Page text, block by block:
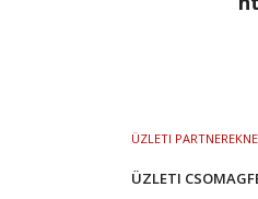
ÜZLETI
ÜZLETI